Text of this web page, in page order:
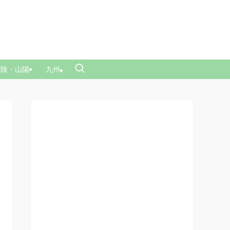
・山陽 九州